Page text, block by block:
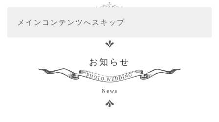
メインコンテンツへスキップ
お知らせ
News